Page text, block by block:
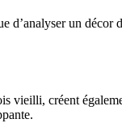
un
vieilli, créent